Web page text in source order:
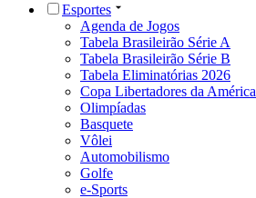
Esportes
Agenda de Jogos
Tabela Brasileirão Série A
Tabela Brasileirão Série B
Tabela Eliminatórias 2026
Copa Libertadores da América
Olimpíadas
Basquete
Vôlei
Automobilismo
Golfe
e-Sports